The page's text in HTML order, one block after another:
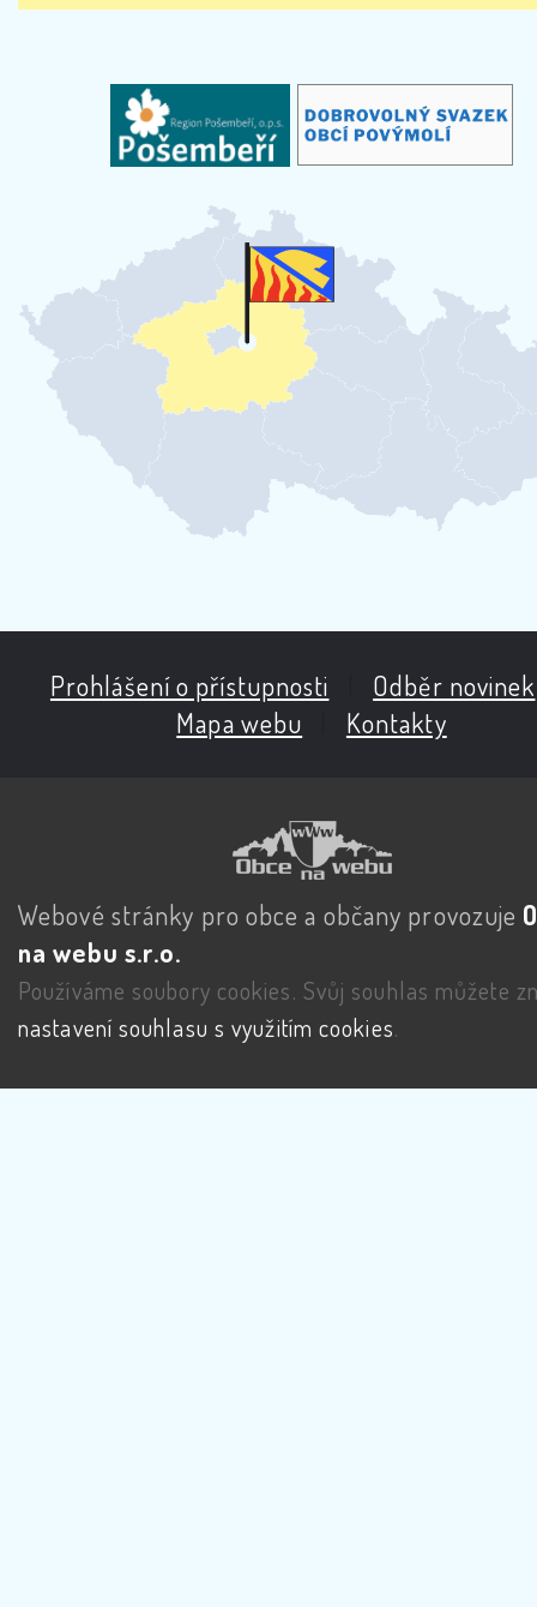
Prohlášení o přístupnosti Odběr novinek
Mapa webu
Kontakty
Webové stránky pro obce a občany provozuje
na webu s.r.o.
Používáme soubory cookies. Svůj souhlas můžete
nastavení souhlasu s využitím cookies.